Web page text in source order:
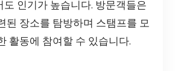
도 인기가 높습니다. 방문객들은
된 장소를 탐방하며 스탬프를 모
활동에 참여할 수 있습니다.